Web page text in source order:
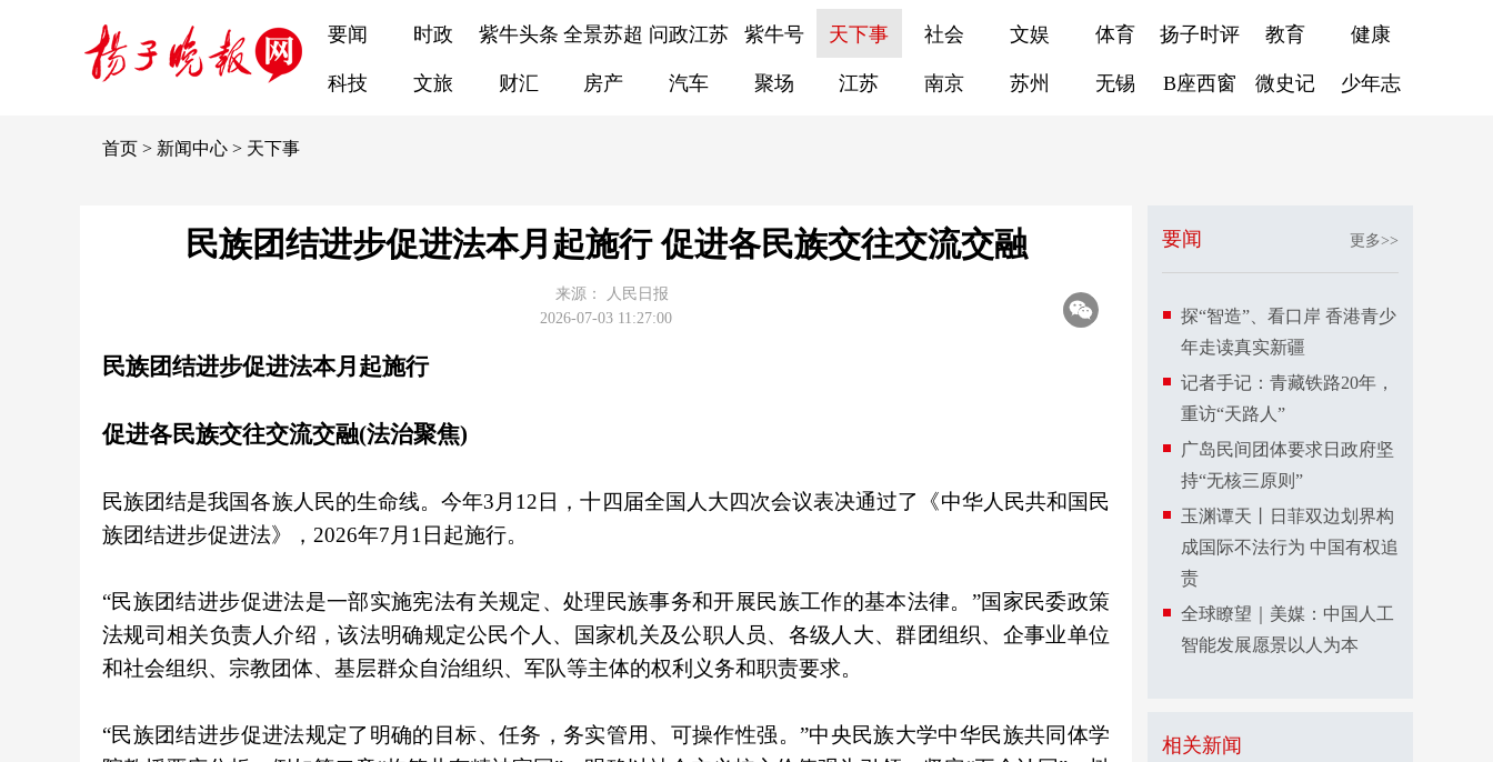
要闻 时政 紫牛头条 全景苏超 问政江苏 紫牛号 天下事 社会 文娱 体育 扬子时评 教育 健康
科技 文旅 财汇 房产 汽车 聚场 江苏 南京 苏州 无锡 B座西窗 微史记 少年志
首页 > 新闻中心 > 天下事
民族团结进步促进法本月起施行 促进各民族交往交流交融
来源：
人民日报
2026-07-03 11:27:00
民族团结进步促进法本月起施行
促进各民族交往交流交融(法治聚焦)
民族团结是我国各族人民的生命线。今年3月12日，十四届全国人大四次会议表决通过了《中华人民共和国民
族团结进步促进法》，2026年7月1日起施行。
“民族团结进步促进法是一部实施宪法有关规定、处理民族事务和开展民族工作的基本法律。”国家民委政策
法规司相关负责人介绍，该法明确规定公民个人、国家机关及公职人员、各级人大、群团组织、企事业单位
和社会组织、宗教团体、基层群众自治组织、军队等主体的权利义务和职责要求。
“民族团结进步促进法规定了明确的目标、任务，务实管用、可操作性强。”中央民族大学中华民族共同体学
要闻 更多>>
探“智造”、看口岸 香港青少
年走读真实新疆
记者手记：青藏铁路20年，
重访“天路人”
广岛民间团体要求日政府坚
持“无核三原则”
玉渊谭天丨日菲双边划界构
成国际不法行为 中国有权追
责
全球瞭望｜美媒：中国人工
智能发展愿景以人为本
相关新闻